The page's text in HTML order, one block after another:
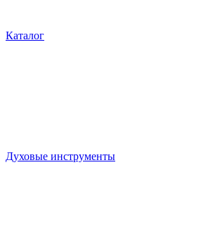
Каталог
Духовые инструменты